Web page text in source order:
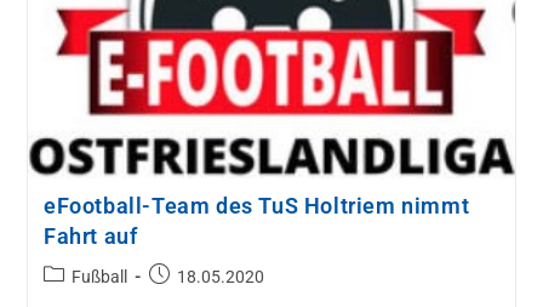
eFootball-Team des TuS Holtriem nimmt
Fahrt auf
Fußball 18.05.2020